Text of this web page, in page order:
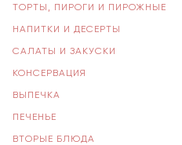
ТОРТЫ, ПИРОГИ И ПИРОЖНЫЕ
НАПИТКИ И ДЕСЕРТЫ
САЛАТЫ И ЗАКУСКИ
КОНСЕРВАЦИЯ
ВЫПЕЧКА
ПЕЧЕНЬЕ
ВТОРЫЕ БЛЮДА